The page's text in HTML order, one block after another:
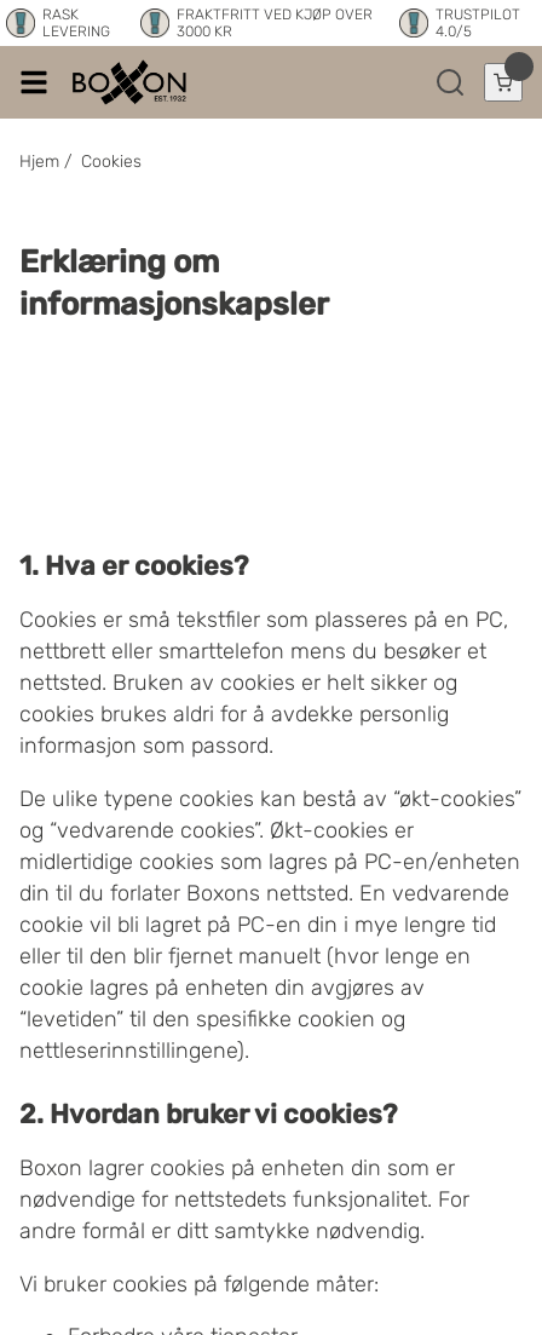
RASK
LEVERING
FRAKTFRITT VED KJØP OVER
3000 KR
TRUSTPILOT
4.0/5
Hjem / Cookies
Erklæring om
informasjonskapsler
1. Hva er cookies?
Cookies er små tekstfiler som plasseres på en PC,
nettbrett eller smarttelefon mens du besøker et
nettsted. Bruken av cookies er helt sikker og
cookies brukes aldri for å avdekke personlig
informasjon som passord.
De ulike typene cookies kan bestå av “økt-cookies”
og “vedvarende cookies”. Økt-cookies er
midlertidige cookies som lagres på PC-en/enheten
din til du forlater Boxons nettsted. En vedvarende
cookie vil bli lagret på PC-en din i mye lengre tid
eller til den blir fjernet manuelt (hvor lenge en
cookie lagres på enheten din avgjøres av
“levetiden” til den spesifikke cookien og
nettleserinnstillingene).
2. Hvordan bruker vi cookies?
Boxon lagrer cookies på enheten din som er
nødvendige for nettstedets funksjonalitet. For
andre formål er ditt samtykke nødvendig.
Vi bruker cookies på følgende måter: